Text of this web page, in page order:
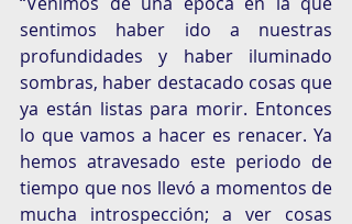
sentimos haber ido a nuestras
profundidades y haber iluminado
sombras, haber destacado cosas que
ya están listas para morir. Entonces
lo que vamos a hacer es renacer. Ya
hemos atravesado este periodo de
tiempo que nos llevó a momentos de
mucha introspección; a ver cosas